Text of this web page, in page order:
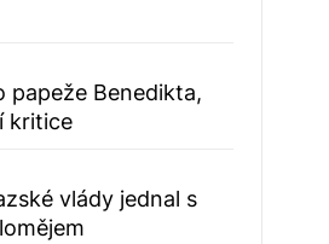
papeže Benedikta,
kritice
vlády jednal s